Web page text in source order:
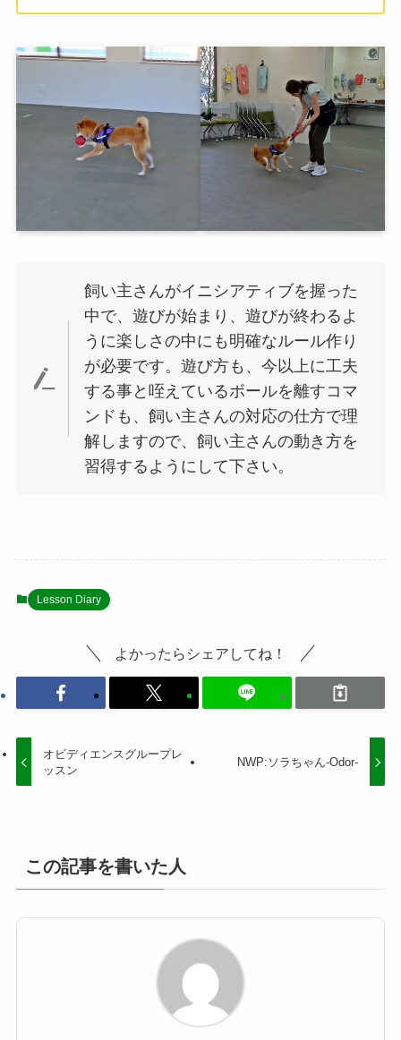
飼い主さんがイニシアティブを握った
中で、遊びが始まり、遊びが終わるよ
うに楽しさの中にも明確なルール作り
が必要です。遊び方も、今以上に工夫
する事と咥えているボールを離すコマ
ンドも、飼い主さんの対応の仕方で理
解しますので、飼い主さんの動き方を
習得するようにして下さい。
Lesson Diary
よかったらシェアしてね！
オビディエンスグループレ
ッスン
NWP:ソラちゃん-Odor-
この記事を書いた人